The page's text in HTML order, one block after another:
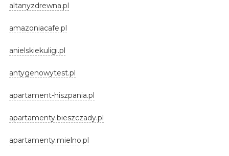
altanyzdrewna.pl
amazoniacafe.pl
anielskiekuligi.pl
antygenowytest.pl
apartament-hiszpania.pl
apartamenty.bieszczady.pl
apartamenty.mielno.pl